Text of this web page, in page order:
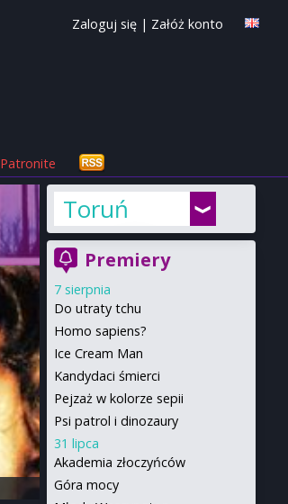
Zaloguj się | Załóż konto
Patronite
Toruń
Premiery
7 sierpnia
Do utraty tchu
Homo sapiens?
Ice Cream Man
Kandydaci śmierci
Pejzaż w kolorze sepii
Psi patrol i dinozaury
31 lipca
Akademia złoczyńców
Góra mocy